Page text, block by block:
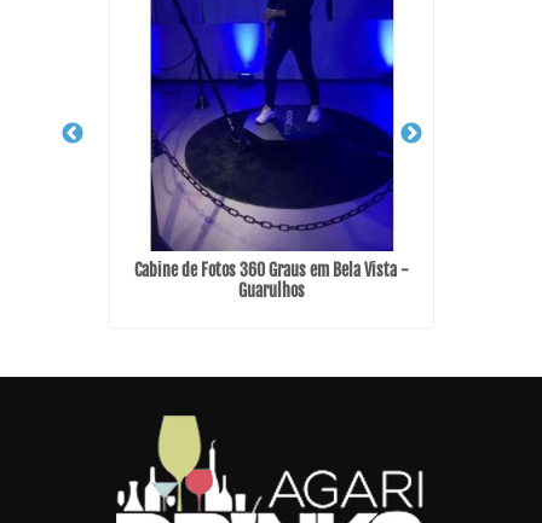
Cabine de Fotos 360 Graus em Bela Vista -
Guarulhos